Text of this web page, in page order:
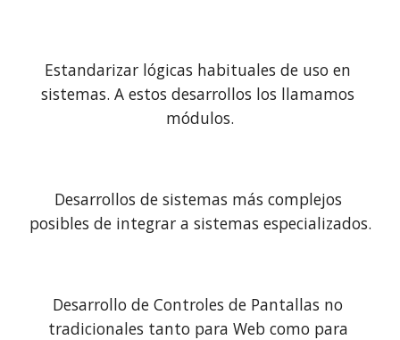
Estandarizar lógicas habituales de uso en
sistemas. A estos desarrollos los llamamos
módulos.
Desarrollos de sistemas más complejos
posibles de integrar a sistemas especializados.
Desarrollo de Controles de Pantallas no
tradicionales tanto para Web como para